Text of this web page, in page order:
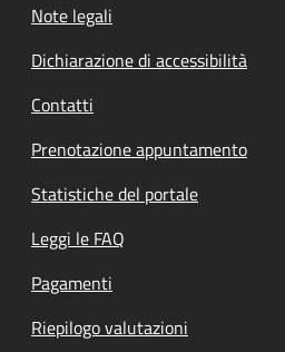
Note legali
Dichiarazione di accessibilità
Contatti
Prenotazione appuntamento
Statistiche del portale
Leggi le FAQ
Pagamenti
Riepilogo valutazioni